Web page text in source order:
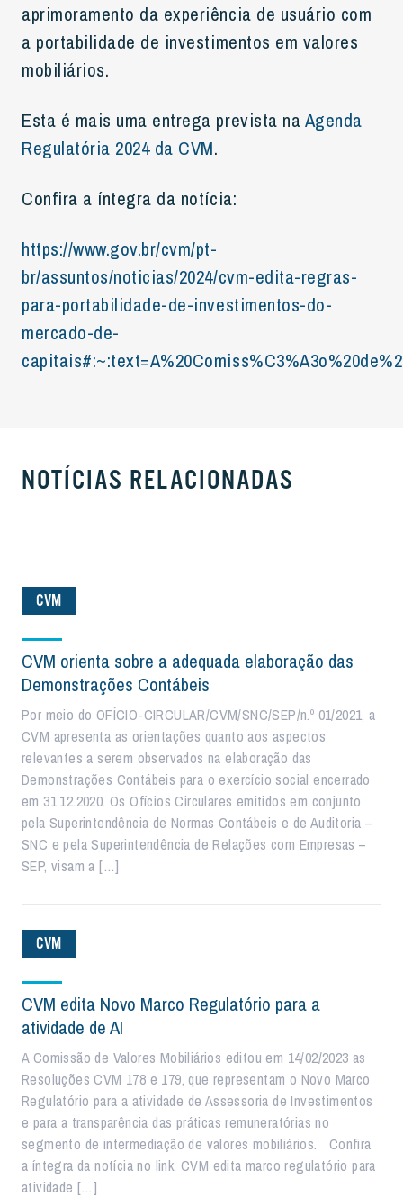
aprimoramento da experiência de usuário com
a portabilidade de investimentos em valores
mobiliários.
Esta é mais uma entrega prevista naAgenda
Regulatória 2024 da CVM.
Confira a íntegra da notícia:
https://www.gov.br/cvm/pt-
br/assuntos/noticias/2024/cvm-edita-regras-
para-portabilidade-de-investimentos-do-
mercado-de-
NOTÍCIAS RELACIONADAS
CVM
CVM orienta sobre a adequada elaboração das
Demonstrações Contábeis
Por meio do OFÍCIO-CIRCULAR/CVM/SNC/SEP/n.º 01/2021, a
CVM apresenta as orientações quanto aos aspectos
relevantes a serem observados na elaboração das
Demonstrações Contábeis para o exercício social encerrado
em 31.12.2020. Os Ofícios Circulares emitidos em conjunto
pela Superintendência de Normas Contábeis e de Auditoria –
SNC e pela Superintendência de Relações com Empresas –
SEP, visam a […]
CVM
CVM edita Novo Marco Regulatório para a
atividade de AI
A Comissão de Valores Mobiliários editou em 14/02/2023 as
Resoluções CVM 178 e 179, que representam o Novo Marco
Regulatório para a atividade de Assessoria de Investimentos
e para a transparência das práticas remuneratórias no
segmento de intermediação de valores mobiliários. Confira
a íntegra da notícia no link. CVM edita marco regulatório para
atividade […]